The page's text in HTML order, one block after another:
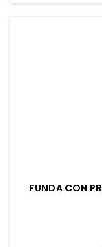
FUNDA CON